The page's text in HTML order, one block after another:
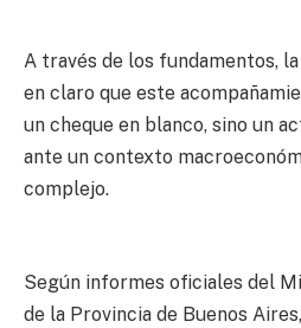
A través de los fundamentos,
en claro que este
un cheque en blanco, sino un
ante un contexto
complejo.
Según informes oficiales del
de la Provincia de Buenos